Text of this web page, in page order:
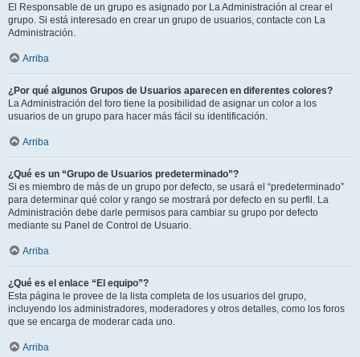
El Responsable de un grupo es asignado por La Administración al crear el
grupo. Si está interesado en crear un grupo de usuarios, contacte con La
Administración.
Arriba
¿Por qué algunos Grupos de Usuarios aparecen en diferentes colores?
La Administración del foro tiene la posibilidad de asignar un color a los
usuarios de un grupo para hacer más fácil su identificación.
Arriba
¿Qué es un “Grupo de Usuarios predeterminado”?
Si es miembro de más de un grupo por defecto, se usará el “predeterminado”
para determinar qué color y rango se mostrará por defecto en su perfil. La
Administración debe darle permisos para cambiar su grupo por defecto
mediante su Panel de Control de Usuario.
Arriba
¿Qué es el enlace “El equipo”?
Esta página le provee de la lista completa de los usuarios del grupo,
incluyendo los administradores, moderadores y otros detalles, como los foros
que se encarga de moderar cada uno.
Arriba